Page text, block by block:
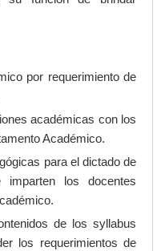
por requerimiento de
académicas con los
Académico.
para el dictado de
los docentes
de los syllabus
los requerimientos de